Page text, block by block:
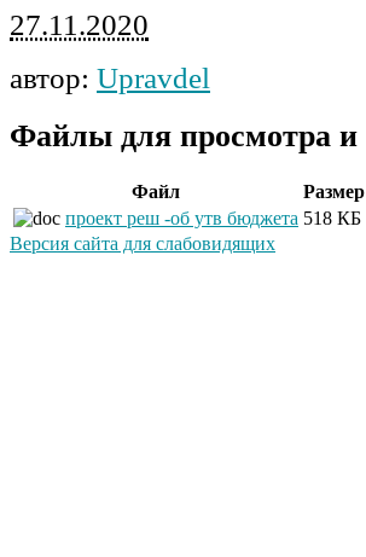
27.11.2020
автор: Upravdel
Файлы для просмотра и
Файл
проект реш -об утв бюджета 518 КБ
Версия сайта для слабовидящих